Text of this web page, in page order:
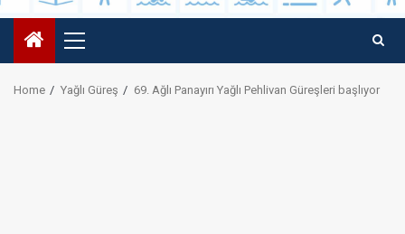
Primary
Menu
Home Yağlı Güreş 69. Ağlı Panayırı Yağlı Pehlivan Güreşleri başlıyor